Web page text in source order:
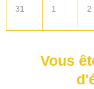
31 1 2
Vous